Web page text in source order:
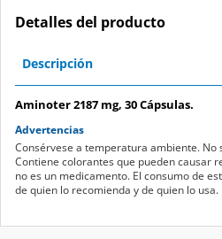
Detalles del producto
Descripción
Aminoter 2187 mg, 30 Cápsulas.
Advertencias
Consérvese a temperatura ambiente. No
Contiene colorantes que pueden causar
no es un medicamento. El consumo de
de quien lo recomienda y de quien lo usa.